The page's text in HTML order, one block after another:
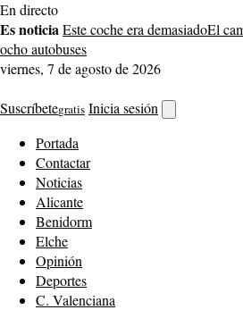
Saltar
al
contenido
En directo
Es noticiaEste coche era demasiadoEl
ocho autobuses
viernes, 7 de agosto de 2026
Suscríbetegratis Inicia sesión
buscador
Portada
Contactar
Noticias
Alicante
Benidorm
Elche
Opinión
Deportes
C. Valenciana